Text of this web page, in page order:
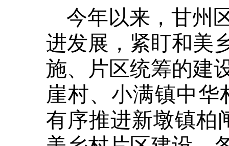
今年以来，甘州
进发展，紧盯和美
施、片区统筹的建
崖村、小满镇中华
有序推进新墩镇柏